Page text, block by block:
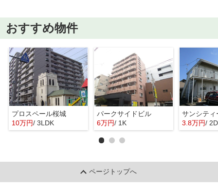
おすすめ物件
プロスペール桜城
10万円/ 3LDK
パークサイドビル
6万円/ 1K
サンシテ
3.8万円/
ページトップへ